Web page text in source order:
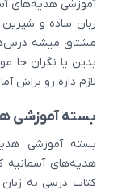
آموزشی هدیه‌های
زبان ساده و
مشتاق میشه
بدین یا نگران جا
لازم داره رو براش
بسته آموزشی
بسته آموزشی
هدیه‌های
کتاب درسی به